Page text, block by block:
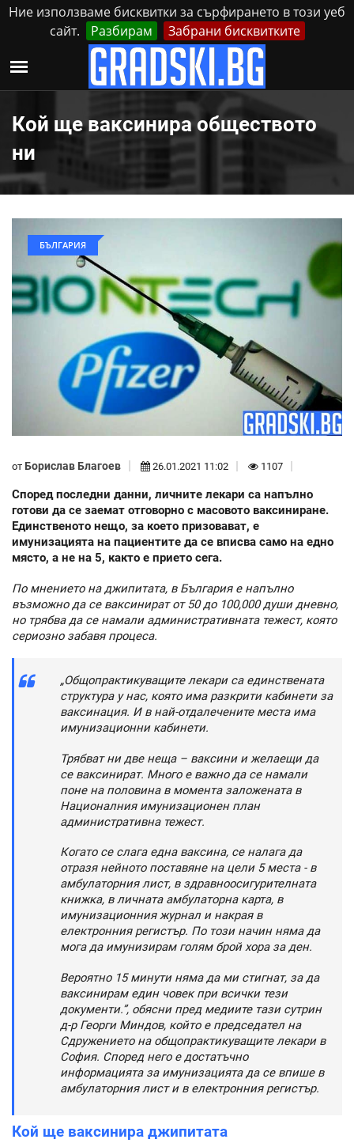
Ние използваме бисквитки за сърфирането в този уеб
сайт.
Разбирам Забрани бисквитките
Понеделник, 10 Август, 2026 Реклама
Кой ще ваксинира обществото
ни
БЪЛГАРИЯ
от Борислав Благоев 26.01.2021 11:02 1107
Според последни данни, личните лекари са напълно
готови да се заемат отговорно с масовото ваксиниране.
Единственото нещо, за което призовават, е
имунизацията на пациентите да се вписва само на едно
място, а не на 5, както е прието сега.
По мнението на джипитата, в България е напълно
възможно да се ваксинират от 50 до 100,000 души дневно,
но трябва да се намали административната тежест, която
сериозно забавя процеса.
„Общопрактикуващите лекари са единствената
структура у нас, която има разкрити кабинети за
ваксинация. И в най-отдалечените места има
имунизационни кабинети.
Трябват ни две неща – ваксини и желаещи да
се ваксинират. Много е важно да се намали
поне на половина в момента заложената в
Националния имунизационен план
административна тежест.
Когато се слага една ваксина, се налага да
отразя нейното поставяне на цели 5 места - в
амбулаторния лист, в здравноосигурителната
книжка, в личната амбулаторна карта, в
имунизационния журнал и накрая в
електронния регистър. По този начин няма да
мога да имунизирам голям брой хора за ден.
Вероятно 15 минути няма да ми стигнат, за да
ваксинирам един човек при всички тези
документи.”, обясни пред медиите тази сутрин
д-р Георги Миндов, който е председател на
Сдружението на общопрактикуващите лекари в
София. Според него е достатъчно
информацията за имунизацията да се впише в
амбулаторния лист и в електронния регистър.
Кой ще ваксинира джипитата